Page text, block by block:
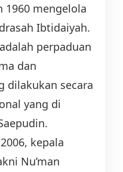
1960 mengelola
Ibtidaiyah.
perpaduan
dan
dilakukan secara
yang di
kepala
Nu’man